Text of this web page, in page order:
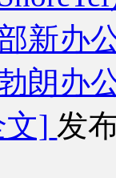
新办
朗办
] 发